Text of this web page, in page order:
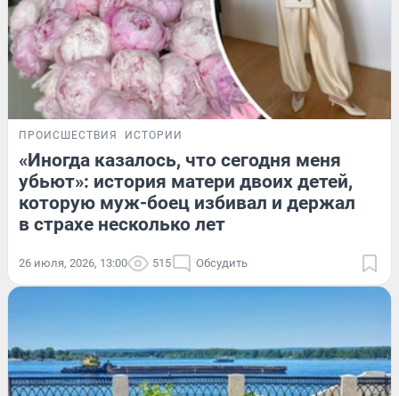
ПРОИСШЕСТВИЯ ИСТОРИИ
«Иногда казалось, что сегодня меня
убьют»: история матери двоих детей,
которую муж-боец избивал и держал
в страхе несколько лет
26 июля, 2026, 13:00 515 Обсудить